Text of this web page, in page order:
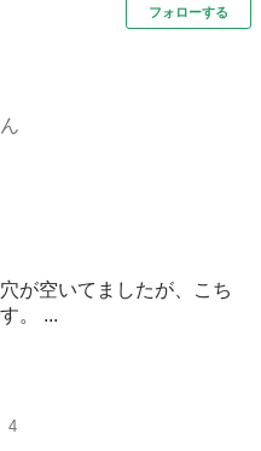
フォローする
が空いてましたが、こち
。 ...
4